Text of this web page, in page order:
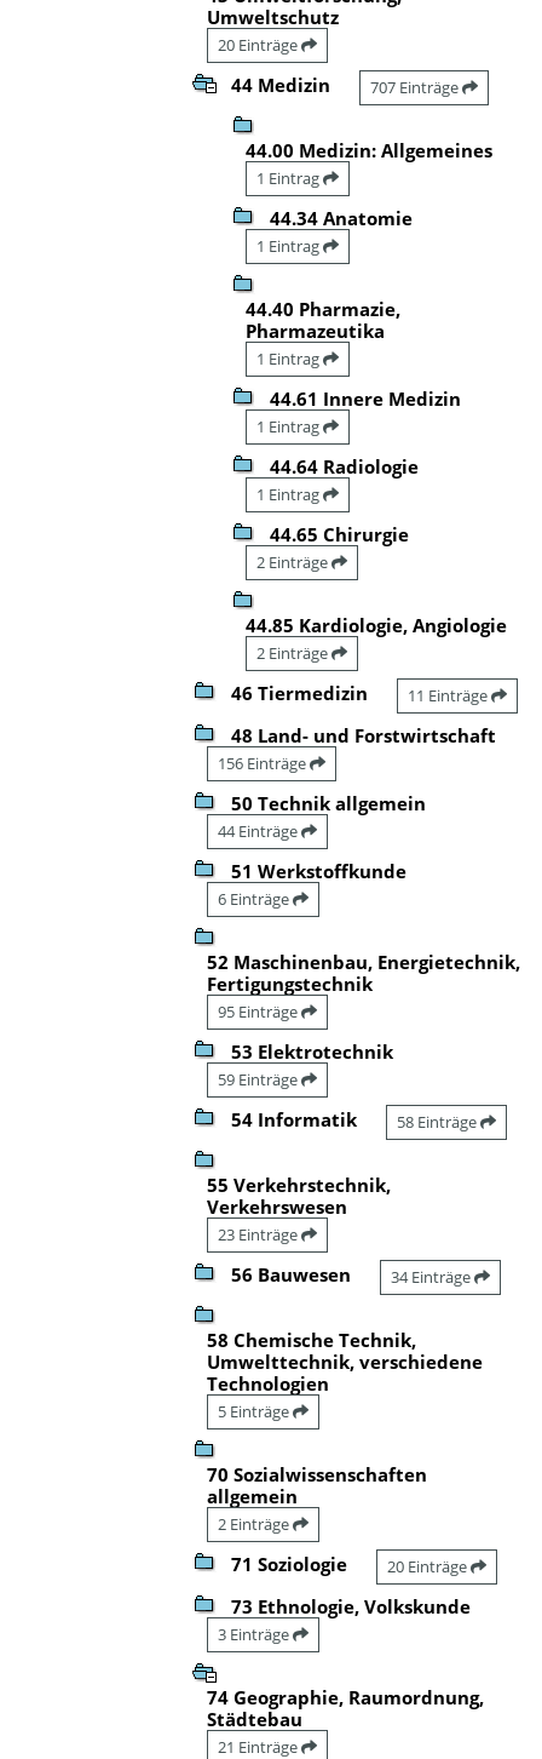
Umweltschutz
20 Einträge
44 Medizin 707 Einträge
44.00 Medizin: Allgemeines
1 Eintrag
44.34 Anatomie
1 Eintrag
44.40 Pharmazie,
Pharmazeutika
1 Eintrag
44.61 Innere Medizin
1 Eintrag
44.64 Radiologie
1 Eintrag
44.65 Chirurgie
2 Einträge
44.85 Kardiologie, Angiologie
2 Einträge
46 Tiermedizin 11 Einträge
48 Land- und Forstwirtschaft
156 Einträge
50 Technik allgemein
44 Einträge
51 Werkstoffkunde
6 Einträge
52 Maschinenbau, Energietechnik,
Fertigungstechnik
95 Einträge
53 Elektrotechnik
59 Einträge
54 Informatik 58 Einträge
55 Verkehrstechnik,
Verkehrswesen
23 Einträge
56 Bauwesen 34 Einträge
58 Chemische Technik,
Umwelttechnik, verschiedene
Technologien
5 Einträge
70 Sozialwissenschaften
allgemein
2 Einträge
71 Soziologie 20 Einträge
73 Ethnologie, Volkskunde
3 Einträge
74 Geographie, Raumordnung,
Städtebau
21 Einträge